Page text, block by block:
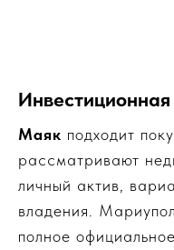
Маяк подходит
рассматривают
личный актив,
владения.
полное